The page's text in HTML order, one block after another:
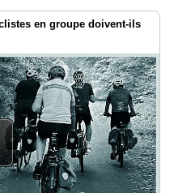
en groupe doivent-ils